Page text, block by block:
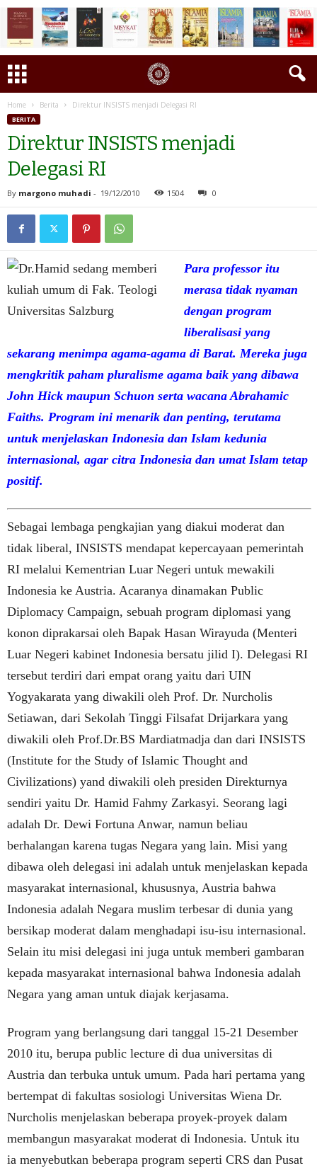
Home Berita Direktur INSISTS menjadi Delegasi RI
BERITA
Direktur INSISTS menjadi
Delegasi RI
By margono muhadi - 19/12/2010 1504 0
Para professor itu
merasa tidak nyaman
dengan program
liberalisasi yang
sekarang menimpa agama-agama di Barat. Mereka juga
mengkritik paham pluralisme agama baik yang dibawa
John Hick maupun Schuon serta wacana Abrahamic
Faiths. Program ini menarik dan penting, terutama
untuk menjelaskan Indonesia dan Islam kedunia
internasional, agar citra Indonesia dan umat Islam tetap
positif.
Sebagai lembaga pengkajian yang diakui moderat dan
tidak liberal, INSISTS mendapat kepercayaan pemerintah
RI melalui Kementrian Luar Negeri untuk mewakili
Indonesia ke Austria. Acaranya dinamakan Public
Diplomacy Campaign, sebuah program diplomasi yang
konon diprakarsai oleh Bapak Hasan Wirayuda (Menteri
Luar Negeri kabinet Indonesia bersatu jilid I). Delegasi RI
tersebut terdiri dari empat orang yaitu dari UIN
Yogyakarata yang diwakili oleh Prof. Dr. Nurcholis
Setiawan, dari Sekolah Tinggi Filsafat Drijarkara yang
diwakili oleh Prof.Dr.BS Mardiatmadja dan dari INSISTS
(Institute for the Study of Islamic Thought and
Civilizations) yand diwakili oleh presiden Direkturnya
sendiri yaitu Dr. Hamid Fahmy Zarkasyi. Seorang lagi
adalah Dr. Dewi Fortuna Anwar, namun beliau
berhalangan karena tugas Negara yang lain. Misi yang
dibawa oleh delegasi ini adalah untuk menjelaskan kepada
masyarakat internasional, khususnya, Austria bahwa
Indonesia adalah Negara muslim terbesar di dunia yang
bersikap moderat dalam menghadapi isu-isu internasional.
Selain itu misi delegasi ini juga untuk memberi gambaran
kepada masyarakat internasional bahwa Indonesia adalah
Negara yang aman untuk diajak kerjasama.
Program yang berlangsung dari tanggal 15-21 Desember
2010 itu, berupa public lecture di dua universitas di
Austria dan terbuka untuk umum. Pada hari pertama yang
bertempat di fakultas sosiologi Universitas Wiena Dr.
Nurcholis menjelaskan beberapa proyek-proyek dalam
membangun masyarakat moderat di Indonesia. Untuk itu
ia menyebutkan beberapa program seperti CRS dan Pusat